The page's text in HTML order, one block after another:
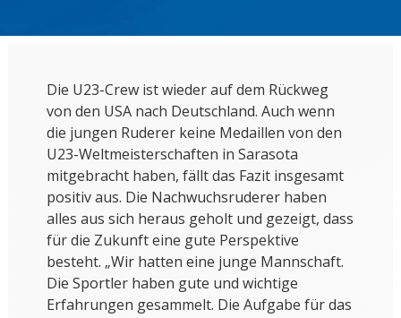
Die U23-Crew ist wieder auf dem Rückweg
von den USA nach Deutschland. Auch wenn
die jungen Ruderer keine Medaillen von den
U23-Weltmeisterschaften in Sarasota
mitgebracht haben, fällt das Fazit insgesamt
positiv aus. Die Nachwuchsruderer haben
alles aus sich heraus geholt und gezeigt, dass
für die Zukunft eine gute Perspektive
besteht. „Wir hatten eine junge Mannschaft.
Die Sportler haben gute und wichtige
Erfahrungen gesammelt. Die Aufgabe für das